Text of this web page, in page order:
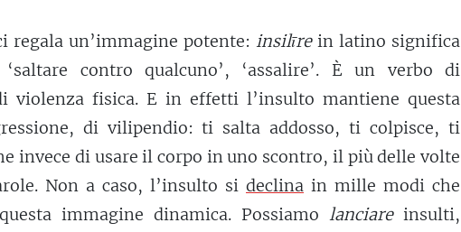
regala un’immagine potente: insilīrein latino significa
‘saltare contro qualcuno’, ‘assalire’. È un verbo di
violenza fisica. E in effetti l’insulto mantiene questa
di vilipendio: ti salta addosso, ti colpisce, ti
invece di usare il corpo in uno scontro, il più delle volte
Non a caso, l’insulto si declina in mille modi che
immagine dinamica. Possiamo lanciareinsulti,